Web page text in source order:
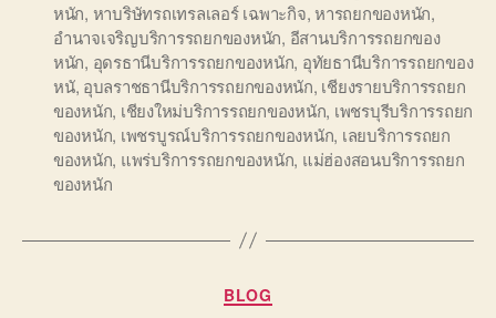
หนัก, หาบริษัทรถเทรลเลอร์ เฉพาะกิจ,หารถยกของหนัก,
อำนาจเจริญบริการรถยกของหนัก, อีสานบริการรถยกของ
หนัก, อุดรธานีบริการรถยกของหนัก, อุทัยธานีบริการรถยกของ
หนั, อุบลราชธานีบริการรถยกของหนัก, เชียงรายบริการรถยก
ของหนัก, เชียงใหม่บริการรถยกของหนัก, เพชรบุรีบริการรถยก
ของหนัก, เพชรบูรณ์บริการรถยกของหนัก, เลยบริการรถยก
ของหนัก, แพร่บริการรถยกของหนัก, แม่ฮ่องสอนบริการรถยก
ของหนัก
Categories
BLOG